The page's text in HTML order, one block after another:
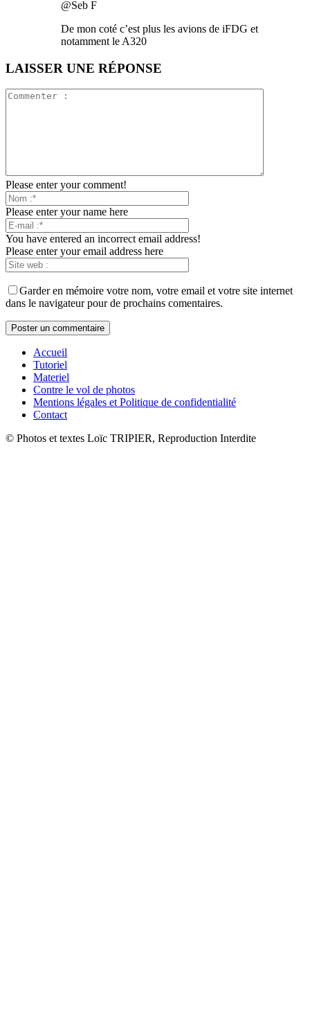
@Seb F
De mon coté c’est plus les avions de iFDG et
notamment le A320
LAISSER UNE RÉPONSE
Please enter your comment!
Please enter your name here
You have entered an incorrect email address!
Please enter your email address here
Garder en mémoire votre nom, votre email et votre site internet
dans le navigateur pour de prochains comentaires.
Accueil
Tutoriel
Materiel
Contre le vol de photos
Mentions légales et Politique de confidentialité
Contact
© Photos et textes Loïc TRIPIER, Reproduction Interdite